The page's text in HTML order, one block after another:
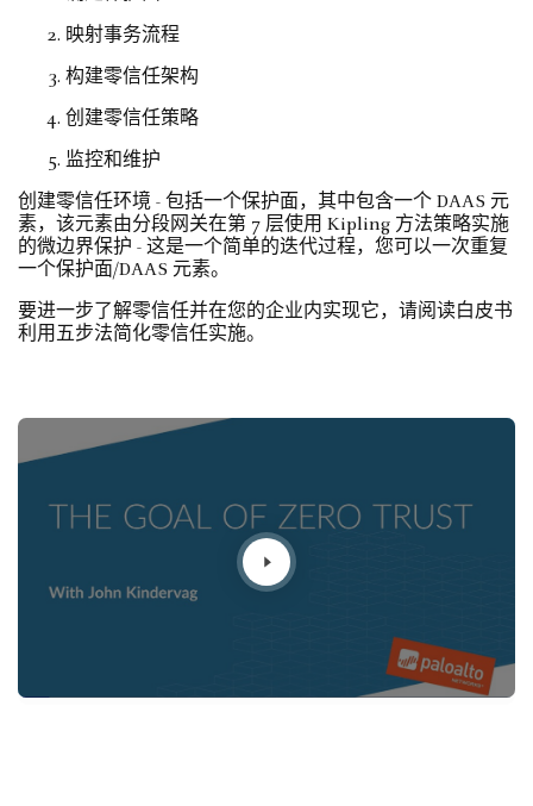
映射事务流程
构建零信任架构
创建零信任策略
监控和维护
创建零信任环境 - 包括一个保护面，其中包含一个 DAAS 元
素，该元素由分段网关在第 7 层使用 Kipling 方法策略实施
的微边界保护 - 这是一个简单的迭代过程，您可以一次重复
一个保护面/DAAS 元素。
要进一步了解零信任并在您的企业内实现它，请阅读白皮书
利用五步法简化零信任实施。